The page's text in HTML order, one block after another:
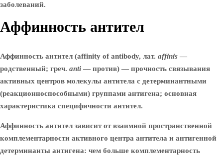
заболеваний.
Аффинность антител
Аффинность антител (affinity of antibody, лат. affinis —
родственный; греч. anti — против) — прочность связывания
активных центров молекулы антитела с детерминантными
(реакционноспособными) группами антигена; основная
характеристика специфичности антител.
Аффинность антител зависит от взаимной пространственной
комплементарности активного центра антитела и антигенной
детерминанты антигена: чем больше комплементарность